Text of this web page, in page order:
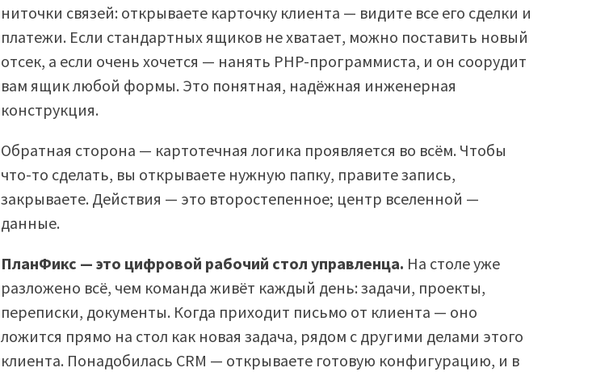
ниточки связей: открываете карточку клиента — видите все его сделки и
платежи. Если стандартных ящиков не хватает, можно поставить новый
отсек, а если очень хочется — нанять PHP-программиста, и он соорудит
вам ящик любой формы. Это понятная, надёжная инженерная
конструкция.
Обратная сторона — картотечная логика проявляется во всём. Чтобы
что-то сделать, вы открываете нужную папку, правите запись,
закрываете. Действия — это второстепенное; центр вселенной —
данные.
ПланФикс — это цифровой рабочий стол управленца. На столе уже
разложено всё, чем команда живёт каждый день: задачи, проекты,
переписки, документы. Когда приходит письмо от клиента — оно
ложится прямо на стол как новая задача, рядом с другими делами этого
клиента. Понадобилась CRM — открываете готовую конфигурацию, и в